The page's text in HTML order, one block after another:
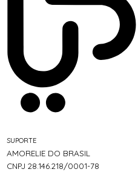
SUPORTE
AMORELIE DO BRASIL
CNPJ 28.146.218/0001-78